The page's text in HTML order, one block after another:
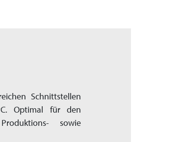
Schnittstellen
Optimal für den
sowie